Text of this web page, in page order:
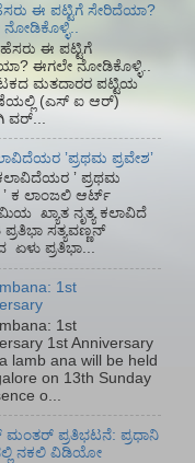
ಈ ಪಟ್ಟಿಗೆ ಸೇರಿದೆಯಾ?
ಈ ಪಟ್ಟಿಗೆ
ಈಗಲೇ ನೋಡಿಕೊಳ್ಳಿ..
ಮತದಾರರ ಪಟ್ಟಿಯ
(ಎಸ್‌ ಐ ಆರ್)‌
ವರ್...
ʼಪ್ರಥಮ ಪ್ರವೇಶʼ
ʼ ಪ್ರಥಮ
ʼ ಕ ಲಾಂಜಲಿ ಆರ್ಟ್
ಖ್ಯಾತ ನೃತ್ಯ ಕಲಾವಿದೆ
ಪ್ರತಿಭಾ ಸತ್ಯವಣ್ಣನ್
ಪ್ರತಿಭಾ...
1st
1st
1st Anniversary
lamb ana will be held
on 13th Sunday
o...
ಮಂತರ್ ಪ್ರತಿಭಟನೆ: ಪ್ರಧಾನಿ
ನಕಲಿ ವಿಡಿಯೋ